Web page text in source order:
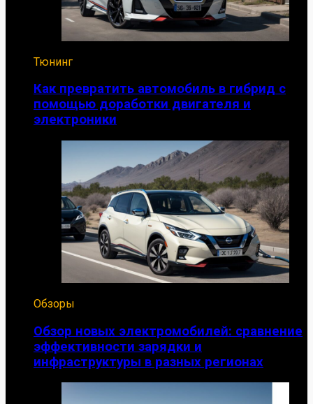
Тюнинг
Как превратить автомобиль в гибрид с
помощью доработки двигателя и
электроники
Обзоры
Обзор новых электромобилей: сравнение
эффективности зарядки и
инфраструктуры в разных регионах